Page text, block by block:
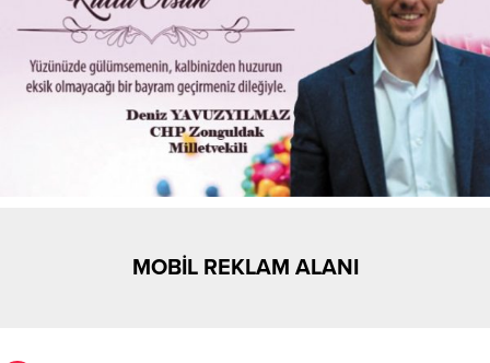
MOBİL REKLAM ALANI